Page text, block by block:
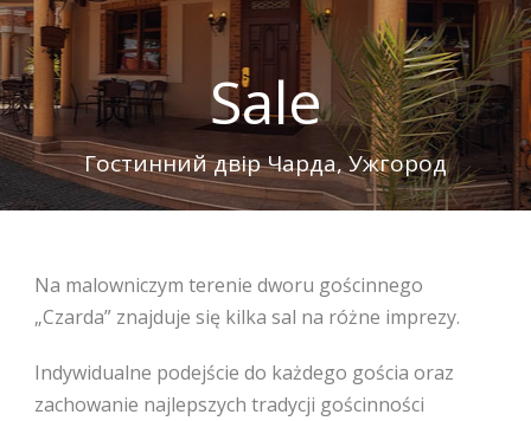
polski
Sale
Гостинний двір Чарда, Ужгород
Na malowniczym terenie dworu gościnnego
„Czarda” znajduje się kilka sal na różne imprezy.
Indywidualne podejście do każdego gościa oraz
zachowanie najlepszych tradycji gościnności